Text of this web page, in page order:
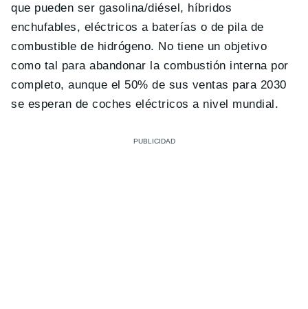
que pueden ser gasolina/diésel, híbridos
enchufables, eléctricos a baterías o de pila de
combustible de hidrógeno. No tiene un objetivo
como tal para abandonar la combustión interna por
completo, aunque el 50% de sus ventas para 2030
se esperan de coches eléctricos a nivel mundial.